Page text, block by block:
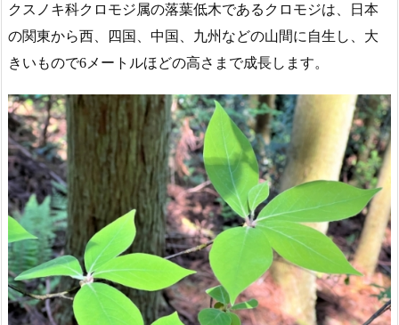
クスノキ科クロモジ属の落葉低木であるクロモジは、日本
の関東から西、四国、中国、九州などの山間に自生し、大
きいもので6メートルほどの高さまで成長します。